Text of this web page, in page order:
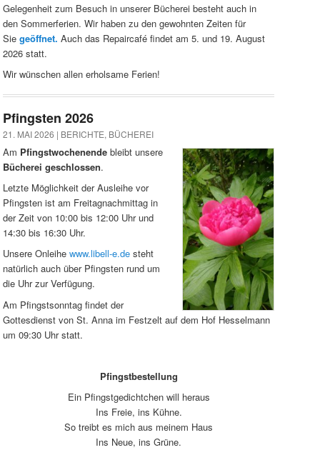
Gelegenheit zum Besuch in unserer Bücherei besteht auch in
den Sommerferien. Wir haben zu den gewohnten Zeiten für
Siegeöffnet. Auch das Repaircafé findet am 5. und 19. August
2026 statt.
Wir wünschen allen erholsame Ferien!
Pfingsten 2026
21. MAI 2026 | BERICHTE, BÜCHEREI
Am Pfingstwochenende bleibt unsere
Bücherei geschlossen.
Letzte Möglichkeit der Ausleihe vor
Pfingsten ist am Freitagnachmittag in
der Zeit von 10:00 bis 12:00 Uhr und
14:30 bis 16:30 Uhr.
Unsere Onleihewww.libell-e.de steht
natürlich auch über Pfingsten rund um
die Uhr zur Verfügung.
Am Pfingstsonntag findet der
Gottesdienst von St. Anna im Festzelt auf dem Hof Hesselmann
um 09:30 Uhr statt.
Pfingstbestellung
Ein Pfingstgedichtchen will heraus
Ins Freie, ins Kühne.
So treibt es mich aus meinem Haus
Ins Neue, ins Grüne.